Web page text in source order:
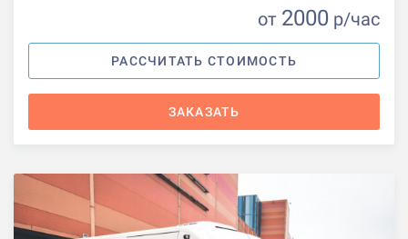
от 2000 р/час
РАССЧИТАТЬ СТОИМОСТЬ
ЗАКАЗАТЬ